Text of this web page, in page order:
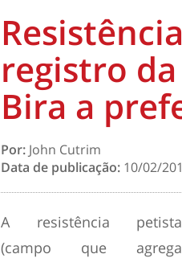
registro
Bira a
Por: John Cutrim
Data de publicação: 10/02/
A resistência petista
(campo que agrega